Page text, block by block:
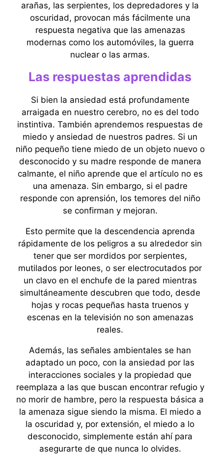
arañas, las serpientes, los depredadores y la
oscuridad, provocan más fácilmente una
respuesta negativa que las amenazas
modernas como los automóviles, la guerra
nuclear o las armas.
Las respuestas aprendidas
Si bien la ansiedad está profundamente
arraigada en nuestro cerebro, no es del todo
instintiva. También aprendemos respuestas de
miedo y ansiedad de nuestros padres. Si un
niño pequeño tiene miedo de un objeto nuevo o
desconocido y su madre responde de manera
calmante, el niño aprende que el artículo no es
una amenaza. Sin embargo, si el padre
responde con aprensión, los temores del niño
se confirman y mejoran.
Esto permite que la descendencia aprenda
rápidamente de los peligros a su alrededor sin
tener que ser mordidos por serpientes,
mutilados por leones, o ser electrocutados por
un clavo en el enchufe de la pared mientras
simultáneamente descubren que todo, desde
hojas y rocas pequeñas hasta truenos y
escenas en la televisión no son amenazas
reales.
Además, las señales ambientales se han
adaptado un poco, con la ansiedad por las
interacciones sociales y la propiedad que
reemplaza a las que buscan encontrar refugio y
no morir de hambre, pero la respuesta básica a
la amenaza sigue siendo la misma. El miedo a
la oscuridad y, por extensión, el miedo a lo
desconocido, simplemente están ahí para
asegurarte de que nunca lo olvides.